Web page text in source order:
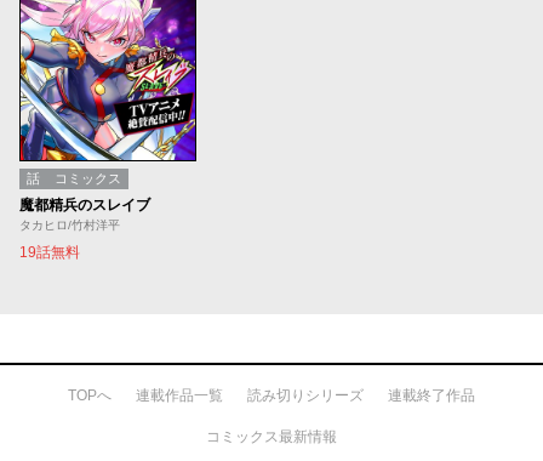
話 コミックス
魔都精兵のスレイブ
タカヒロ/竹村洋平
19話無料
TOPへ 連載作品一覧 読み切りシリーズ 連載終了作品
コミックス最新情報